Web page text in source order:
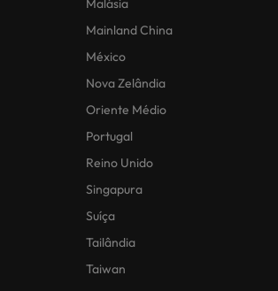
Malásia
Mainland China
México
Nova Zelândia
Oriente Médio
Portugal
Reino Unido
Singapura
Suíça
Tailândia
Taiwan